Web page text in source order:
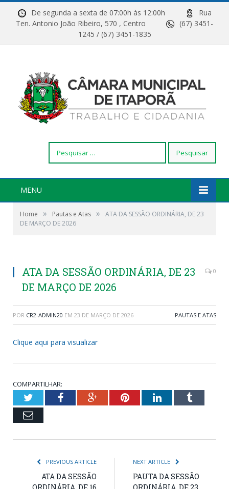
De segunda a sexta de 07:00h às 12:00h
Rua
Ten. Antonio João Ribeiro, 570 , Centro
(67) 3451-
1245 / (67) 3451-1835
por:
MENU
Home » Pautas e Atas »
ATA DA SESSÃO ORDINÁRIA, DE 23
DE MARÇO DE 2026
ATA DA SESSÃO ORDINÁRIA, DE 23
DE MARÇO DE 2026
0
POR CR2-ADMIN20 EM 23 DE MARÇO DE 2026 PAUTAS E ATAS
Clique aqui para visualizar
COMPARTILHAR:
TwitterFacebookGoogle+PinterestLinkedInTumblr
Email
PREVIOUS ARTICLE
ATA DA SESSÃO
NEXT ARTICLE
PAUTA DA SESSÃO